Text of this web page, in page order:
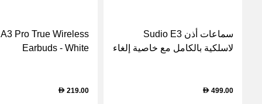
سماعات أذن Sudio E3
لاسلكية بالكامل مع خاصية إلغاء
D 499.00
Pro True Wireless
Earbuds - White
D 219.00